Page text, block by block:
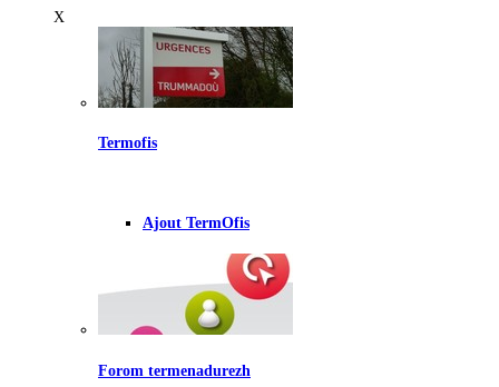
X
Termofis
Ajout TermOfis
Forom termenadurezh